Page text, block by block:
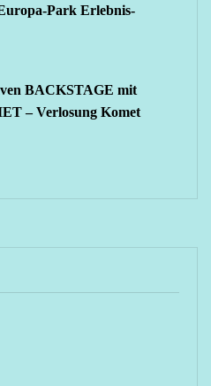
Park Erlebnis-
BACKSTAGE mit
– Verlosung Komet